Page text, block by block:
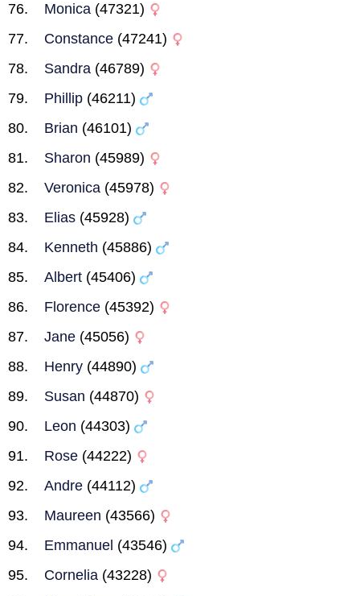
Monica (47321)
Constance (47241)
Sandra (46789)
Phillip (46211)
Brian (46101)
Sharon (45989)
Veronica (45978)
Elias (45928)
Kenneth (45886)
Albert (45406)
Florence (45392)
Jane (45056)
Henry (44890)
Susan (44870)
Leon (44303)
Rose (44222)
Andre (44112)
Maureen (43566)
Emmanuel (43546)
Cornelia (43228)